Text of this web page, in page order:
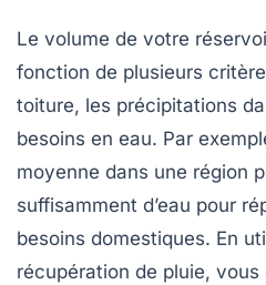
Le volume de votre
fonction de plusieurs
toiture, les précipitations
besoins en eau. Par
moyenne dans une région
suffisamment d’eau pour
besoins domestiques. En
récupération de pluie, vous